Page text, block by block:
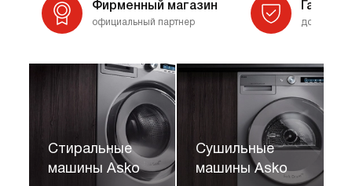
Фирменный магазин
официальный партнер до 24
Стиральные
машины Asko
Сушильные
машины Asko